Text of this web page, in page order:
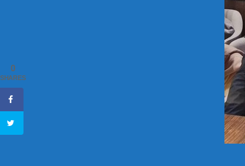
0
SHARES